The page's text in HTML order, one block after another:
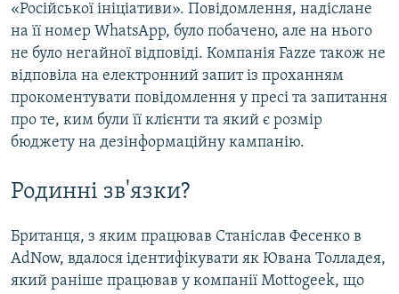
«Російської ініціативи». Повідомлення, надіслане
на її номер WhatsApp, було побачено, але на нього
не було негайної відповіді. Компанія Fazze також не
відповіла на електронний запит із проханням
прокоментувати повідомлення у пресі та запитання
про те, ким були її клієнти та який є розмір
бюджету на дезінформаційну кампанію.
Родинні зв'язки?
Британця, з яким працював Станіслав Фесенко в
AdNow, вдалося ідентифікувати як Ювана Толладея,
який раніше працював у компанії Mottogeek, що